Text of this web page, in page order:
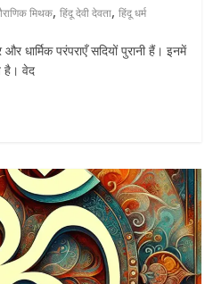
मिथक,हिंदू देवी देवता,हिंदू धर्म
धार्मिक परंपराएँ सदियों पुरानी हैं। इनमें
है। वेद